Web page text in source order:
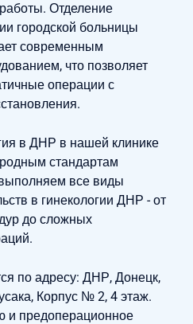
Отделение
городской больницы
современным
что позволяет
операции с
в ДНР в нашей клинике
стандартам
все виды
в гинекологии ДНР - от
до сложных
по адресу: ДНР, Донецк,
Корпус № 2, 4 этаж.
и предоперационное